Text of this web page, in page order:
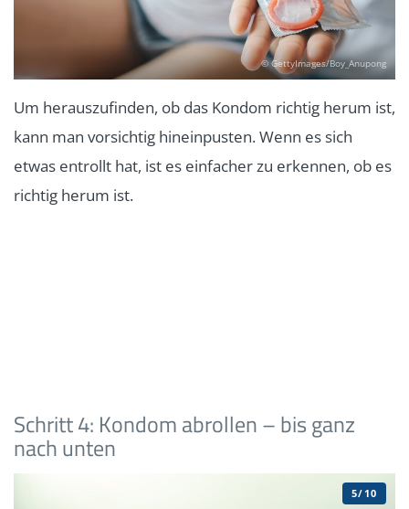
© GettyImages/Boy_Anupong
Um herauszufinden, ob das Kondom richtig herum ist,
kann man vorsichtig hineinpusten. Wenn es sich
etwas entrollt hat, ist es einfacher zu erkennen, ob es
richtig herum ist.
Schritt 4: Kondom abrollen – bis ganz
nach unten
5/10